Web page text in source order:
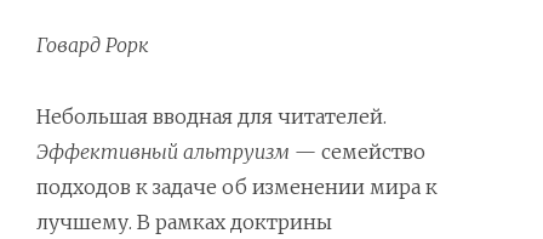
Говард Рорк
Небольшая вводная для читателей.
Эффективный альтруизм — семейство
подходов к задаче об изменении мира к
лучшему. В рамках доктрины